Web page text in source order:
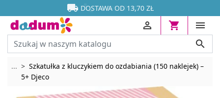

 DOSTAWA OD 13,70 ZŁ






... Rozwiń breadcrumbs
Szkatułka z kluczykiem do ozdabiania (150 naklejek) –
5+ Djeco